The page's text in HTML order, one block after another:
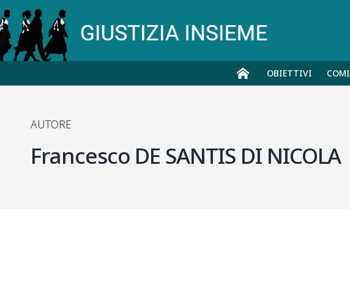
OBIETTIVI
AUTORE
Francesco DE SANTIS DI NICOLA